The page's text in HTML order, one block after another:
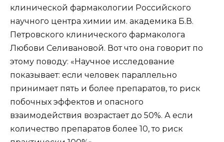
клинической фармакологии Российского
научного центра химии им. академика Б.В.
Петровского клинического фармаколога
Любови Селивановой. Вот что она говорит по
этому поводу: «Научное исследование
показывает: если человек параллельно
принимает пять и более препаратов, то риск
побочных эффектов и опасного
взаимодействия возрастает до 50%. А если
количество препаратов более 10, то риск